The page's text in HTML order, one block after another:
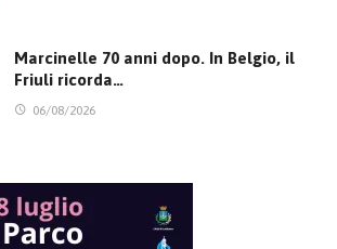
Marcinelle 70 anni dopo. In Belgio, il
Friuli ricorda…
06/08/2026